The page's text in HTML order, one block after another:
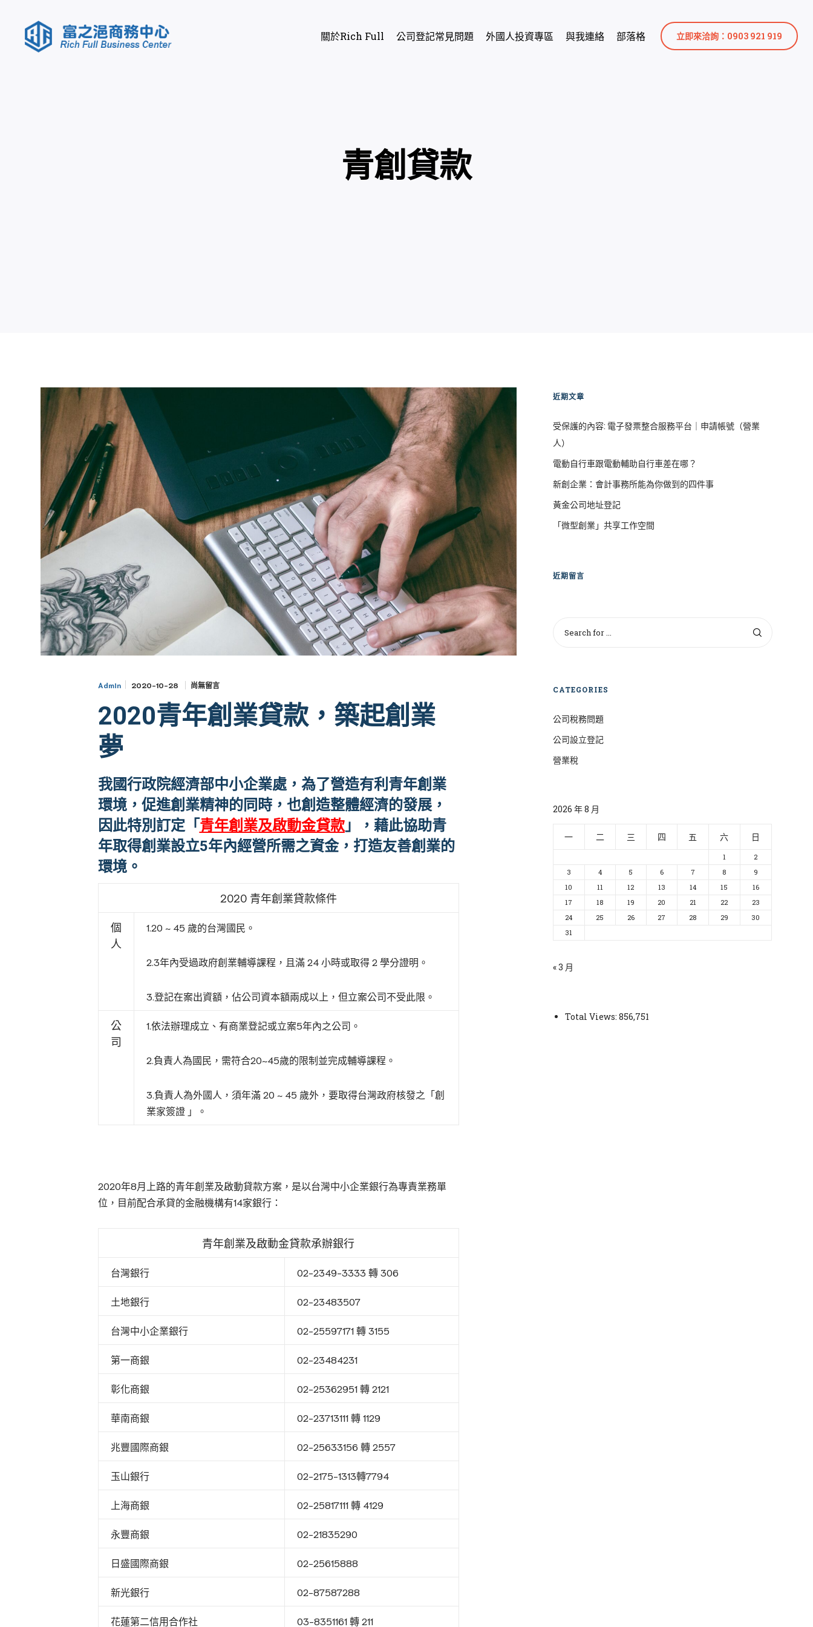
立即來洽詢：0903 921 919
關於Rich Full 公司登記常見問題 外國人投資專區 與我連絡 部落格
青創貸款
Admin 2020-10-28 尚無留言
2020青年創業貸款，築起創業
夢
我國行政院經濟部中小企業處，為了營造有利青年創業
環境，促進創業精神的同時，也創造整體經濟的發展，
因此特別訂定「 青年創業及啟動金貸款」，藉此協助青
年取得創業設立5年內經營所需之資金，打造友善創業的
環境。
2020 青年創業貸款條件
個
人
1.20 ~ 45 歲的台灣國民。
2.3年內受過政府創業輔導課程，且滿 24 小時或取得 2 學分證明。
3.登記在案出資額，佔公司資本額兩成以上，但立案公司不受此限。
公
司
1.依法辦理成立、有商業登記或立案5年內之公司。
2.負責人為國民，需符合20~45歲的限制並完成輔導課程。
3.負責人為外國人，須年滿 20 ~ 45 歲外，要取得台灣政府核發之「創
業家簽證 」。
2020年8月上路的青年創業及啟動貸款方案，是以台灣中小企業銀行為專責業務單
位，目前配合承貸的金融機構有14家銀行：
青年創業及啟動金貸款承辦銀行
台灣銀行 02-2349-3333 轉 306
土地銀行 02-23483507
台灣中小企業銀行 02-25597171 轉 3155
第一商銀 02-23484231
彰化商銀 02-25362951 轉 2121
華南商銀 02-23713111 轉 1129
兆豐國際商銀 02-25633156 轉 2557
玉山銀行 02-2175-1313轉7794
上海商銀 02-25817111 轉 4129
永豐商銀 02-21835290
日盛國際商銀 02-25615888
新光銀行 02-87587288
花蓮第二信用合作社 03-8351161 轉 211
近期文章
受保護的內容: 電子發票整合服務平台｜申請帳號（營業
人）
電動自行車跟電動輔助自行車差在哪？
新創企業：會計事務所能為你做到的四件事
黃金公司地址登記
「微型創業」共享工作空間
近期留言
CATEGORIES
公司稅務問題
公司設立登記
營業稅
2026 年 8 月
一 二 三 四 五 六 日
1
2
3
4 5 6 7 8
9
10
11 12 13 14 15
16
17
18 19 20 21 22
23
24
25 26 27 28 29
30
31
« 3 月
Total Views: 856,751